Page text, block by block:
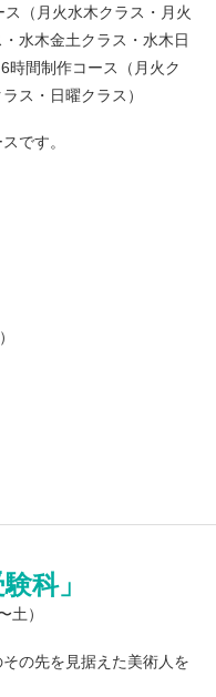
（月火水木クラス・月火
水木金土クラス・水木日
時間制作コース（月火ク
ス・日曜クラス）
です。
科」
土）
の先を見据えた美術人を